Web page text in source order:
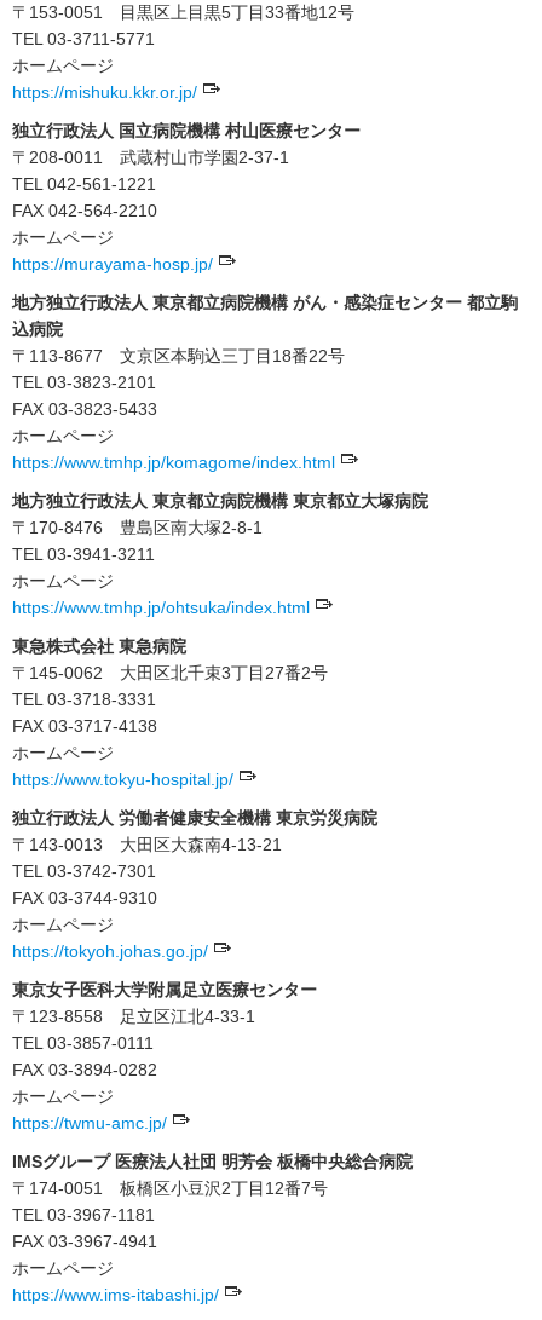
〒153-0051 目黒区上目黒5丁目33番地12号
TEL 03-3711-5771
ホームページ
https://mishuku.kkr.or.jp/
独立行政法人 国立病院機構 村山医療センター
〒208-0011 武蔵村山市学園2-37-1
TEL 042-561-1221
FAX 042-564-2210
ホームページ
https://murayama-hosp.jp/
地方独立行政法人 東京都立病院機構 がん・感染症センター 都立駒
込病院
〒113-8677 文京区本駒込三丁目18番22号
TEL 03-3823-2101
FAX 03-3823-5433
ホームページ
https://www.tmhp.jp/komagome/index.html
地方独立行政法人 東京都立病院機構 東京都立大塚病院
〒170-8476 豊島区南大塚2-8-1
TEL 03-3941-3211
ホームページ
https://www.tmhp.jp/ohtsuka/index.html
東急株式会社 東急病院
〒145-0062 大田区北千束3丁目27番2号
TEL 03-3718-3331
FAX 03-3717-4138
ホームページ
https://www.tokyu-hospital.jp/
独立行政法人 労働者健康安全機構 東京労災病院
〒143-0013 大田区大森南4-13-21
TEL 03-3742-7301
FAX 03-3744-9310
ホームページ
https://tokyoh.johas.go.jp/
東京女子医科大学附属足立医療センター
〒123-8558 足立区江北4-33-1
TEL 03-3857-0111
FAX 03-3894-0282
ホームページ
https://twmu-amc.jp/
IMSグループ 医療法人社団 明芳会 板橋中央総合病院
〒174-0051 板橋区小豆沢2丁目12番7号
TEL 03-3967-1181
FAX 03-3967-4941
ホームページ
https://www.ims-itabashi.jp/